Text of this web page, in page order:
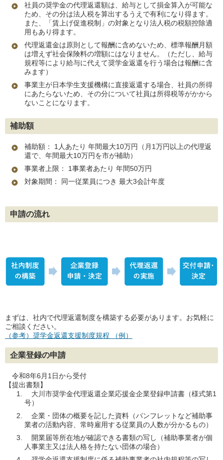
社員の奨学金の代理返還額は、給与として損金算入が可能な
ため、その分は法人税を算出するうえで有利になり得ます。
また、「賃上げ促進税制」の対象となり法人税の税額控除適
用もあり得ます。
代理返還金は原則として報酬に含めないため、標準報酬月額
は増えず社会保険料の増額にはなりません。（ただし、給与
規程等により給与に代えて奨学金返還を行う場合は報酬に含
みます）
事業主が日本学生支援機構に直接返還する場合、社員の所得
にあたらないため、その分について社員は所得税等がかから
ないことになります。
補助額
補助額： 1人あたり 年間最大10万円（月1万円以上の代理返
還で、年間最大10万円を市が補助）
事業者上限： 1事業者あたり 年間50万円
対象期間： 同一従業員につき 最大3会計年度
申請の流れ
まずは、社内で代理返還制度を構築する必要があります。お気軽に
ご相談ください。
（参考）奨学金返還支援制度規程 （例）
企業登録の申請
令和8年6月1日から受付
【提出書類】
大川市奨学金代理返還企業応援金企業登録申請書（様式第1
号）
企業・団体の概要を記した資料（パンフレットなど補助事
業者の活動内容、常時雇用する従業員の人数が分かるもの）
開業届等所在地が確認できる書類の写し（補助事業者が個
人事業主又は法人格を持たない団体の場合）